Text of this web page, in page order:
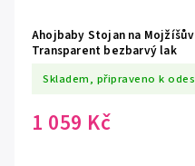
Ahojbaby Stojan na
Transparent bezbarvý lak
Skladem, připraveno k
1 059 Kč